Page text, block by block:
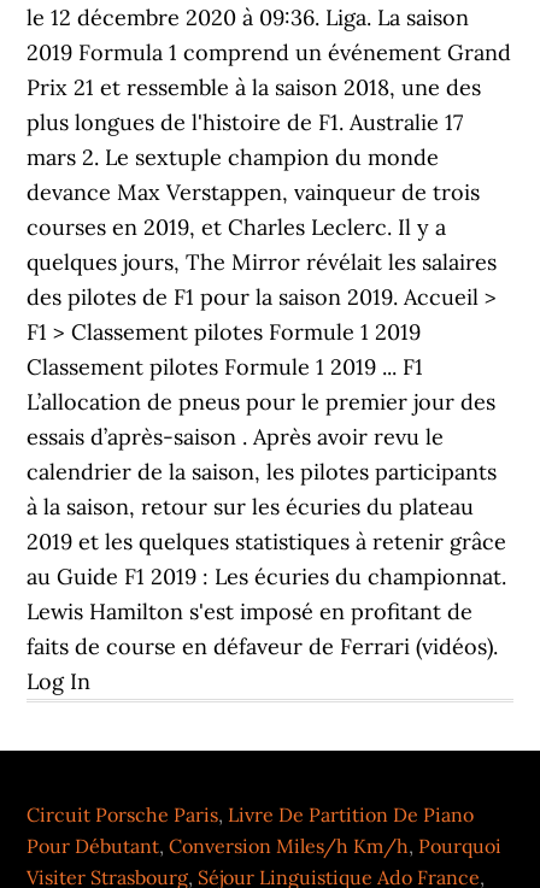
le 12 décembre 2020 à 09:36. Liga. La saison
2019 Formula 1 comprend un événement Grand
Prix 21 et ressemble à la saison 2018, une des
plus longues de l'histoire de F1. Australie 17
mars 2. Le sextuple champion du monde
devance Max Verstappen, vainqueur de trois
courses en 2019, et Charles Leclerc. Il y a
quelques jours, The Mirror révélait les salaires
des pilotes de F1 pour la saison 2019. Accueil >
F1 > Classement pilotes Formule 1 2019
Classement pilotes Formule 1 2019 ... F1
L’allocation de pneus pour le premier jour des
essais d’après-saison . Après avoir revu le
calendrier de la saison, les pilotes participants
à la saison, retour sur les écuries du plateau
2019 et les quelques statistiques à retenir grâce
au Guide F1 2019 : Les écuries du championnat.
Lewis Hamilton s'est imposé en profitant de
faits de course en défaveur de Ferrari (vidéos).
Log In
Circuit Porsche Paris, Livre De Partition De Piano
Pour Débutant,Conversion Miles/h Km/h, Pourquoi
Visiter Strasbourg, Séjour Linguistique Ado France,